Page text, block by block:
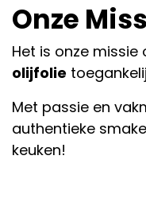
Onze
Het is onze missie
olijfolie
Met passie en
authentieke
keuken!